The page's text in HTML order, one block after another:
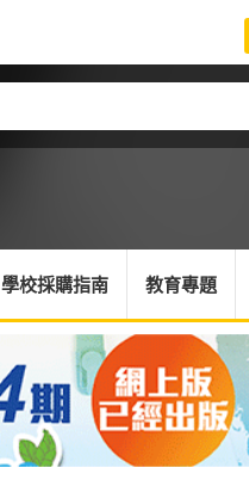
學校採購指南 教育專題